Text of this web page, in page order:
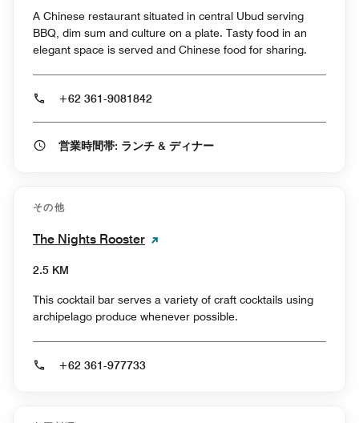
A Chinese restaurant situated in central Ubud serving
BBQ, dim sum and culture on a plate. Tasty food in an
elegant space is served and Chinese food for sharing.
+62 361-9081842
営業時間帯: ランチ & ディナー
その他
The Nights Rooster
2.5 KM
This cocktail bar serves a variety of craft cocktails using
archipelago produce whenever possible.
+62 361-977733